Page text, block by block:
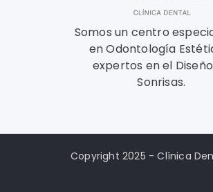
Somos un centro
en Odontología
expertos en el
Sonrisas.
Copyright 2025 - Clínica